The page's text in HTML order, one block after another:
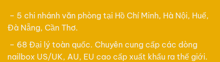
– 5 chi nhánh văn phòng tại Hồ Chí Minh, Hà Nội, Huế,
Đà Nẵng, Cần Thơ.
– 68 Đại lý toàn quốc. Chuyên cung cấp các dòng
nailbox US/UK, AU, EU cao cấp xuất khẩu ra thế giới.